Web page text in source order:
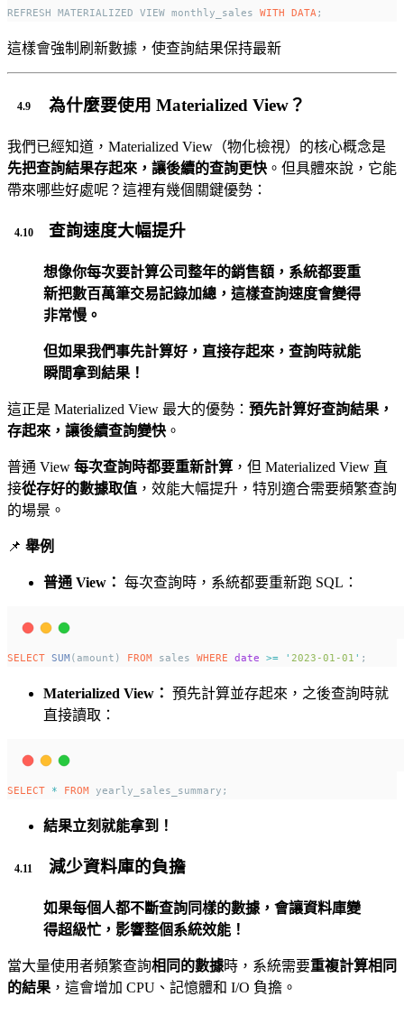
REFRESH MATERIALIZED VIEW monthly_sales WITH DATA;
這樣會強制刷新數據，使查詢結果保持最新
為什麼要使用 Materialized View？
我們已經知道，Materialized View（物化檢視）的核心概念是
先把查詢結果存起來，讓後續的查詢更快 。但具體來說，它能
帶來哪些好處呢？這裡有幾個關鍵優勢：
查詢速度大幅提升
想像你每次要計算公司整年的銷售額，系統都要重
新把數百萬筆交易記錄加總，這樣查詢速度會變得
非常慢。
但如果我們事先計算好，直接存起來，查詢時就能
瞬間拿到結果！
這正是 Materialized View 最大的優勢： 預先計算好查詢結果，
存起來，讓後續查詢變快 。
普通 View 每次查詢時都要重新計算 ，但 Materialized View 直
接從存好的數據取值 ，效能大幅提升，特別適合需要頻繁查詢
的場景。
📌 舉例
普通 View： 每次查詢時，系統都要重新跑 SQL：
SELECT SUM(amount) FROM sales WHERE date >= ' 2023-01-01 ' ;
Materialized View： 預先計算並存起來，之後查詢時就
直接讀取：
SELECT * FROM yearly_sales_summary;
結果立刻就能拿到！
減少資料庫的負擔
如果每個人都不斷查詢同樣的數據，會讓資料庫變
得超級忙，影響整個系統效能！
當大量使用者頻繁查詢相同的數據時，系統需要重複計算相同
的結果 ，這會增加 CPU、記憶體和 I/O 負擔。